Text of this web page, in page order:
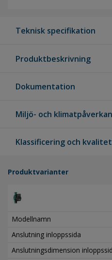
Teknisk specifikation
Produktbeskrivning
Dokumentation
Miljö- och klimatpåverkan
Klassificering och
Produktvarianter
Modellnamn
Anslutning inloppssida
Anslutningsdimension